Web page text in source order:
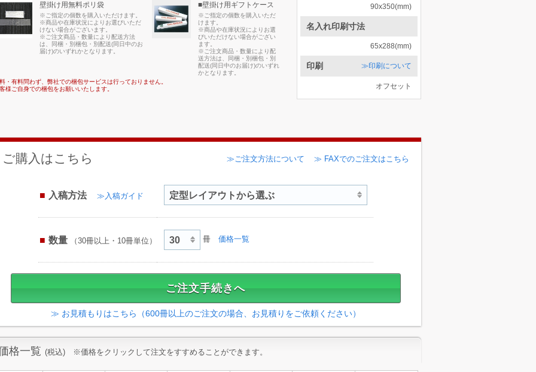
壁掛け用無料ポリ袋
※ご指定の個数を購入いただけます。
※商品や在庫状況によりお選びいただ
けない場合がございます。
※ご注文商品・数量により配送方法
は、同梱・別梱包・別配送(同日中のお
届け)のいずれかとなります。
■壁掛け用ギフトケース
※ご指定の個数を購入いただ
けます。
※商品や在庫状況によりお選
びいただけない場合がござい
ます。
※ご注文商品・数量により配
送方法は、同梱・別梱包・別
配送(同日中のお届け)のいずれ
かとなります。
・有料問わず、弊社での梱包サービスは行っておりません。
様ご自身での梱包をお願いいたします。
90x350(mm)
名入れ印刷寸法
65x288(mm)
印刷 ≫印刷について
オフセット
ご購入はこちら ≫ご注文方法について ≫ FAXでのご注文はこちら
入稿方法 ≫入稿ガイド
数量 （30冊以上・10冊単位） 冊 価格一覧
≫ お見積もりはこちら（600冊以上のご注文の場合、お見積りをご依頼ください）
格一覧 (税込) ※価格をクリックして注文をすすめることができます。